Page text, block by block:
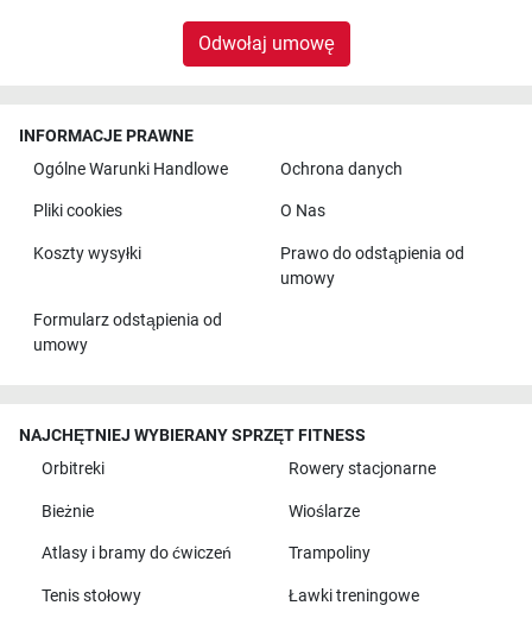
Odwołaj umowę
INFORMACJE PRAWNE
Ogólne Warunki Handlowe
Ochrona danych
Pliki cookies O Nas
Koszty wysyłki
Prawo do odstąpienia od
umowy
Formularz odstąpienia od
umowy
NAJCHĘTNIEJ WYBIERANY SPRZĘT FITNESS
Orbitreki
Rowery stacjonarne
Bieżnie Wioślarze
Atlasy i bramy do ćwiczeń Trampoliny
Tenis stołowy Ławki treningowe